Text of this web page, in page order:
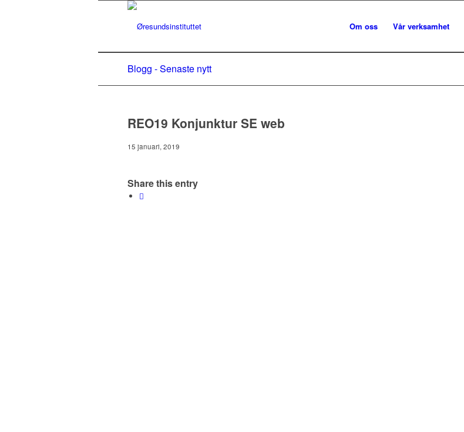
Om oss Vår verksamhet
Blogg - Senaste nytt
REO19 Konjunktur SE web
15 januari, 2019
Share this entry